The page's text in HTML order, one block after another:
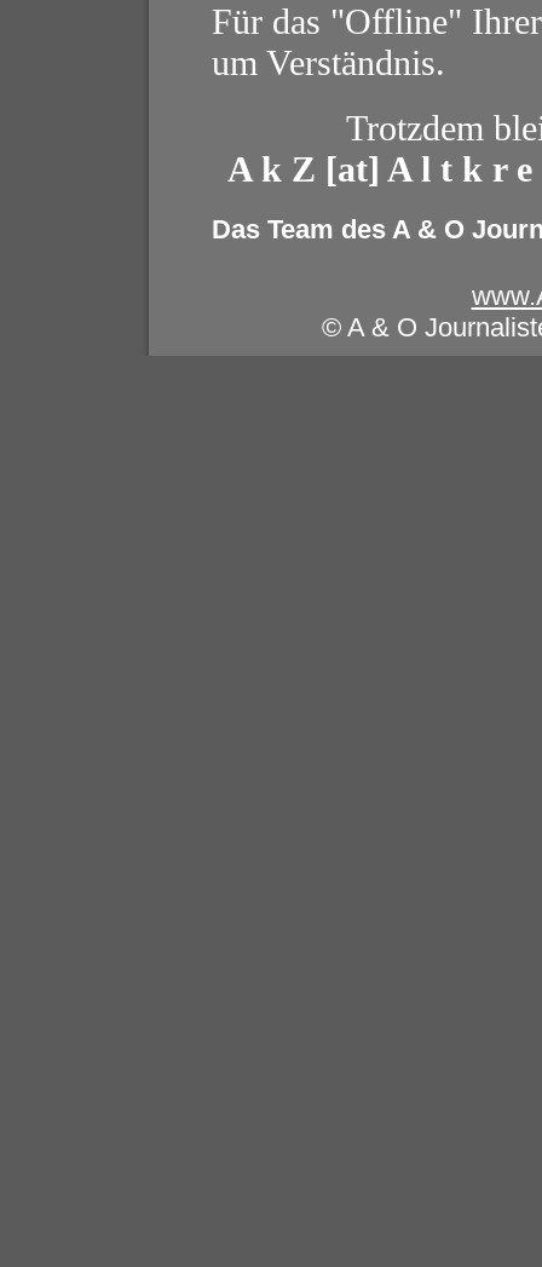
Für das "Offline"
um Verständnis.
Trotzdem
A k Z [at] A l t k r e
Das Team des A & O
© A & O